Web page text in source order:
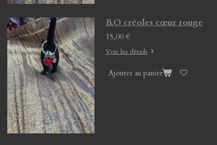
B.O créoles cœur rouge
15,00 €
Voir les détails
Ajouter au panier